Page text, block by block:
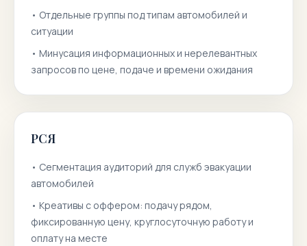
• Отдельные группы под типам автомобилей и
ситуации
• Минусация информационных и нерелевантных
запросов по цене, подаче и времени ожидания
РСЯ
• Сегментация аудиторий для служб эвакуации
автомобилей
• Креативы с оффером: подачу рядом,
фиксированную цену, круглосуточную работу и
оплату на месте